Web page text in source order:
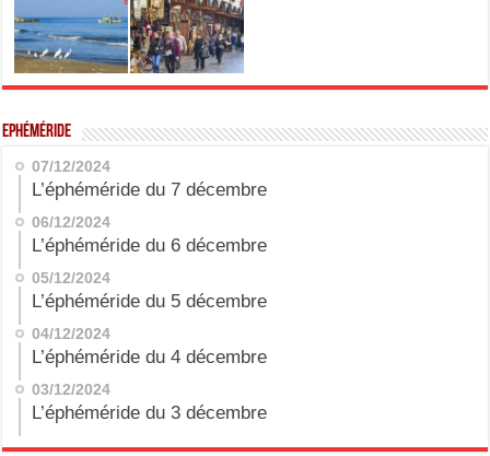
Ephéméride
07/12/2024
L’éphéméride du 7 décembre
06/12/2024
L’éphéméride du 6 décembre
05/12/2024
L’éphéméride du 5 décembre
04/12/2024
L’éphéméride du 4 décembre
03/12/2024
L’éphéméride du 3 décembre